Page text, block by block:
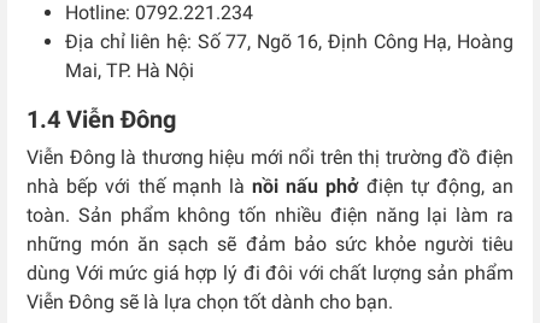
Hotline: 0792.221.234
Địa chỉ liên hệ: Số 77, Ngõ 16, Định Công Hạ, Hoàng
Mai, TP. Hà Nội
1.4 Viễn Đông
Viễn Đông là thương hiệu mới nổi trên thị trường đồ điện
nhà bếp với thế mạnh là nồi nấu phởđiện tự động, an
toàn. Sản phẩm không tốn nhiều điện năng lại làm ra
những món ăn sạch sẽ đảm bảo sức khỏe người tiêu
dùng Với mức giá hợp lý đi đôi với chất lượng sản phẩm
Viễn Đông sẽ là lựa chọn tốt dành cho bạn.